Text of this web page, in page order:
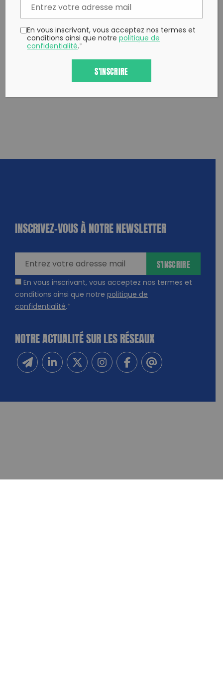
INSCRIVEZ-VOUS À NOTRE NEWSLETTER
En vous inscrivant, vous acceptez nos termes et
conditions ainsi que notre politique de
confidentialité.*
S'INSCRIRE
NOTRE ACTUALITÉ SUR LES RÉSEAUX
En vous inscrivant, vous acceptez nos termes et
conditions ainsi que notrepolitique de
confidentialité.*
S'INSCRIRE